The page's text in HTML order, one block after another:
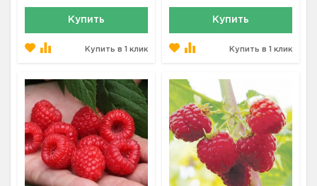
Купить
Купить в 1 клик
Купить
Купить в 1 клик